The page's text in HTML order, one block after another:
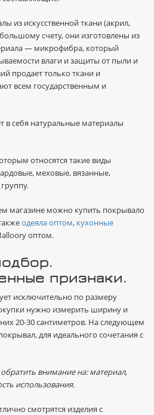
из искусственной ткани (акрил,
счету, они изготовлены из
— микрофибра, который
влаги и защиты от пыли и
продает только ткани и
всем государственным и
в себя натуральные материалы
относятся такие виды
меховые, вязанные,
магазине можно купить покрывало
одеяла оптом, кухонные
оптом.
признаки.
исключительно по размеру
нужно измерить ширину и
20-30 сантиметров. На следующем
для идеального сочетания с
внимание на:материал,
использования.
смотрятся изделия с